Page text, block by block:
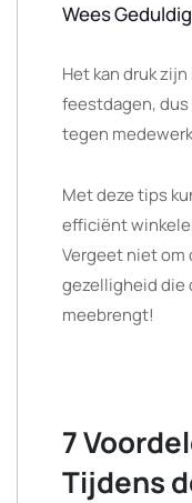
Wees Geduldig
Het kan druk
feestdagen,
tegen
Met deze tips
efficiënt
Vergeet niet om
gezelligheid die
meebrengt!
7
Tijdens